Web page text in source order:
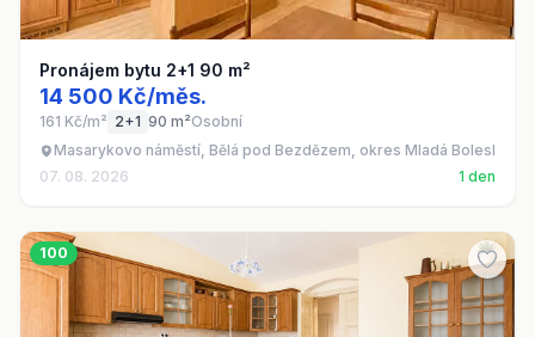
Pronájem bytu 2+1 90 m²
14 500 Kč/měs.
161 Kč/m² 2+1 90 m²Osobní
Masarykovo náměstí, Bělá pod Bezdězem, okres Mladá Boleslav
07. 08. 2026
1 den
100